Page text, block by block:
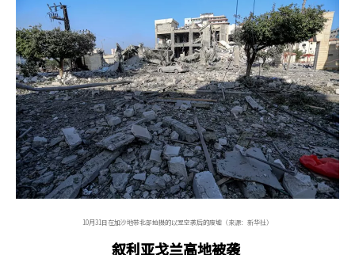
10月31日在加沙地带北部拍摄的以军空袭后的废墟（来源：新华社）
叙利亚戈兰高地被袭